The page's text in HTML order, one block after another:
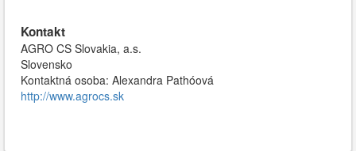
Kontakt
AGRO CS Slovakia, a.s.
Slovensko
Kontaktná osoba: Alexandra Pathóová
http://www.agrocs.sk